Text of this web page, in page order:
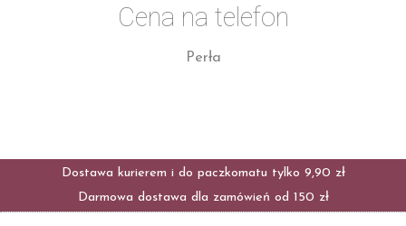
Cena na telefon
Perła
Dostawa kurierem i do paczkomatu tylko 9,90 zł
Darmowa dostawa dla zamówień od 150 zł